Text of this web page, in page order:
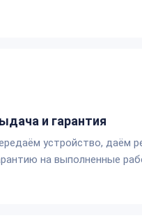
и гарантия
устройство, даём
на выполненные